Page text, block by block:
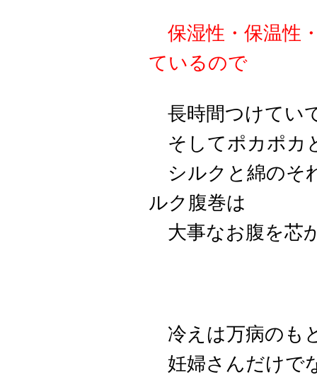
保湿性・保温性
ているので
長時間つけてい
そしてポカポカ
シルクと綿のそ
ルク腹巻は
大事なお腹を芯
冷えは万病のも
妊婦さんだけで